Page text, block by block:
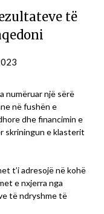
të
numëruar një sërë
në fushën e
dhe financimin e
skriningun e klasterit
t’i adresojë në kohë
e nxjerra nga
të ndryshme të